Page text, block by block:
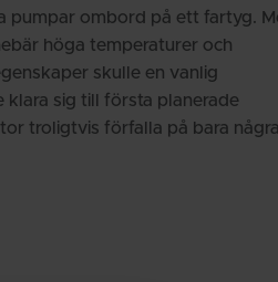
pumpar ombord på ett fartyg.
höga temperaturer och
skulle en vanlig
sig till första planerade
troligtvis förfalla på bara några